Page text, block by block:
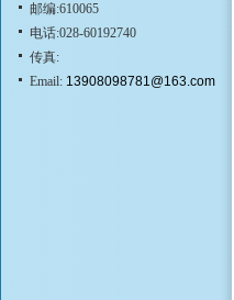
邮编:610065
电话:028-60192740
传真:
Email:13908098781@163.com